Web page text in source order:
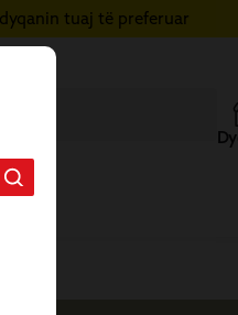
tuaj të preferuar